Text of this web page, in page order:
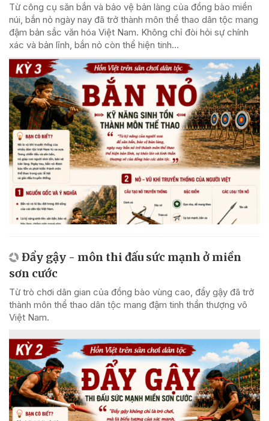
Từ công cụ săn bắn và bảo vệ bản làng của đồng bào miền
núi, bắn nỏ ngày nay đã trở thành môn thể thao dân tộc mang
đậm bản sắc văn hóa Việt Nam. Không chỉ đòi hỏi sự chính
xác và bản lĩnh, bắn nỏ còn thể hiện tinh...
Đẩy gậy - môn thi đấu sức mạnh ở miền
sơn cước
Từ trò chơi dân gian của đồng bào vùng cao, đẩy gậy đã trở
thành môn thể thao dân tộc mang đậm tinh thần thượng võ
Việt Nam.